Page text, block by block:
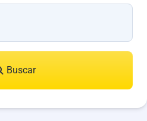
Buscar